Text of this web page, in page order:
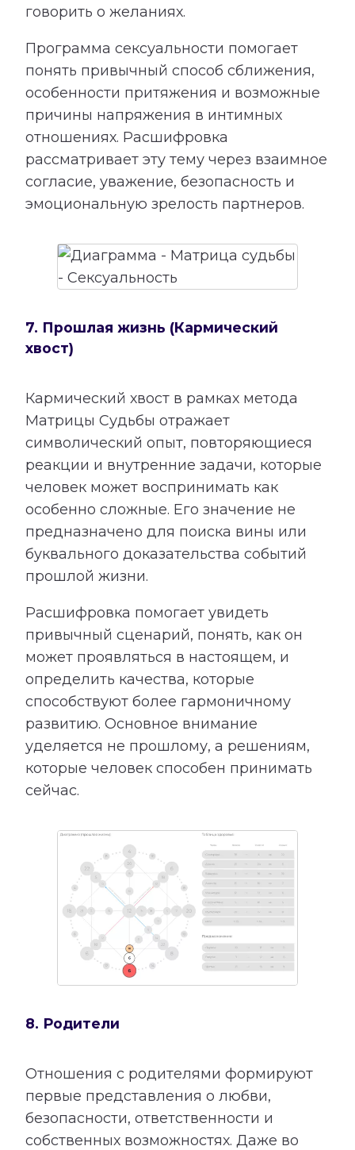
говорить о желаниях.
Программа сексуальности помогает
понять привычный способ сближения,
особенности притяжения и возможные
причины напряжения в интимных
отношениях. Расшифровка
рассматривает эту тему через взаимное
согласие, уважение, безопасность и
эмоциональную зрелость партнеров.
7. Прошлая жизнь (Кармический
хвост)
Кармический хвост в рамках метода
Матрицы Судьбы отражает
символический опыт, повторяющиеся
реакции и внутренние задачи, которые
человек может воспринимать как
особенно сложные. Его значение не
предназначено для поиска вины или
буквального доказательства событий
прошлой жизни.
Расшифровка помогает увидеть
привычный сценарий, понять, как он
может проявляться в настоящем, и
определить качества, которые
способствуют более гармоничному
развитию. Основное внимание
уделяется не прошлому, а решениям,
которые человек способен принимать
сейчас.
8. Родители
Отношения с родителями формируют
первые представления о любви,
безопасности, ответственности и
собственных возможностях. Даже во